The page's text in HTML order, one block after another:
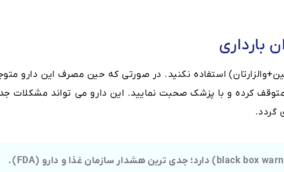
بارداری
استفاده نکنید. در صورتی که حین مصرف این دارو
متوقف کرده و با پزشک صحبت نمایید. این دارو می تواند مشکلات
گردد.
این دارو یک هشدار جعبه سیاه (black box warning) دارد؛ جدی ترین هشدار سازمان غذا و دارو (FDA).